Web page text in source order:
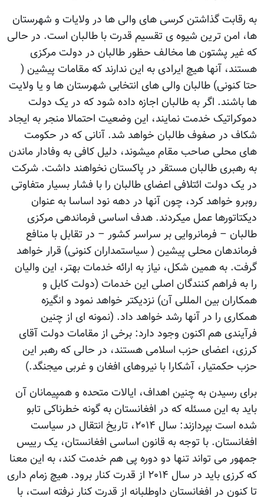
به رقابت گذاشتن کرسی های والی ها در ولایات و شهرستان
ها، امن ترین شیوه ی تقسیم قدرت با طالبان است. در حالی
که غیر پشتون ها مخالف حظور طالبان در دولت مرکزی
هستند، آنها هیچ ایرادی به این ندارند که مقامات پیشین (
حتا کنونی) طالبان والی های انتخابی شهرستان ها و یا ولایت
ها باشند. اگر به طالبان اجازه داده شود که در یک دولت
دموکراتیک خدمت نمایند، این وضعیت احتمالا منجر به ایجاد
شکاف در صفوف طالبان خواهد شد. آنانی که در حکومت
های محلی صاحب مقام میشوند، دلیل کافی به وفادار ماندن
به رهبری طالبان مستقر در پاکستان نخواهند داشت. شرکت
در یک دولت ائتلافی اعضای طالبان را با فشار بسیار متفاوتی
روبرو خواهد کرد، چون آنها در دهه نود اساسا به عنوان
دیکتاتورها عمل میکردند. هدف اساسی فرماندهی مرکزی
طالبان – فرمانروایی بر سراسر کشور – در تقابل با منافع
فرماندهان محلی پیشین ( سیاستمداران کنونی) قرار خواهد
گرفت. به همین شکل، نیاز به ارائه خدمات بهتر، این والیان
را به فراهم کنندگان اصلی این خدمات (دولت کابل و
همکاران بین المللی آن) نزدیکتر خواهد نمود و انگیزه
همکاری را در آنها رشد خواهد داد. (نمونه ای از چنین
فرآیندی هم اکنون وجود دارد: برخی از مقامات دولت آقای
کرزی، اعضای حزب اسلامی هستند، در حالی که رهبر این
حزب حکمتیار، آشکارا با نیروهای افغان و غربی میجنگد.)
برای رسیدن به چنین اهداف، ایالات متحده و همپیمانان آن
باید به این مسئله که در افغانستان به گونه خطرناکی تابو
شده است بپردازند: سال ۲۰۱۴، تاریخ انتقال در سیاست
افغانستان. با توجه به قانون اساسی افغانستان، یک رییس
جمهور می تواند تنها دو دوره پی هم خدمت کند، به این معنا
که کرزی باید در سال ۲۰۱۴ از قدرت کنار برود. هیچ زمام داری
تا کنون در افغانستان داوطلبانه از قدرت کنار نرفته است، با